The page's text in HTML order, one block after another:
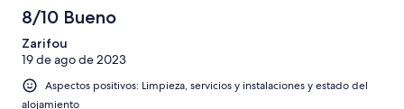
8/10 Bueno
Zarifou
19 de ago de 2023
Aspectos positivos: Limpieza, servicios y instalaciones y estado del
alojamiento